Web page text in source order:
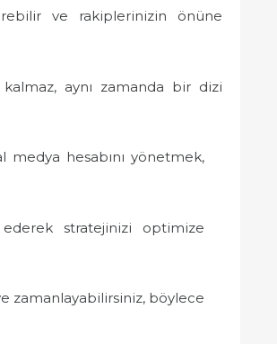
ve rakiplerinizin önüne
aynı zamanda bir dizi
hesabını yönetmek,
stratejinizi optimize
zamanlayabilirsiniz, böylece